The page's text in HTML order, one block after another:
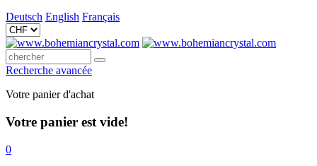
Deutsch English Français
Recherche avancée
Votre panier d'achat
Votre panier est vide!
0